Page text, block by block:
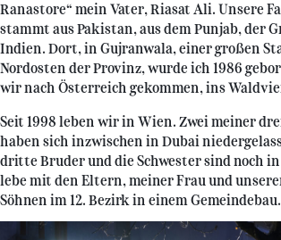
Ranastore“ mein Vater, Riasat Ali. Unsere
stammt aus Pakistan, aus dem Punjab, der
Indien. Dort, in Gujranwala, einer großen
Nordosten der Provinz, wurde ich 1986
wir nach Österreich gekommen, ins
Seit 1998 leben wir in Wien. Zwei meiner
haben sich inzwischen in Dubai
dritte Bruder und die Schwester sind noch
lebe mit den Eltern, meiner Frau und
Söhnen im 12. Bezirk in einem Gemeindebau.